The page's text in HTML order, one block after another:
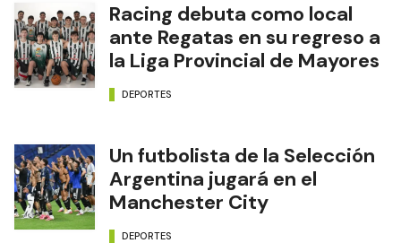
Racing debuta como local
ante Regatas en su regreso a
la Liga Provincial de Mayores
DEPORTES
Un futbolista de la Selección
Argentina jugará en el
Manchester City
DEPORTES